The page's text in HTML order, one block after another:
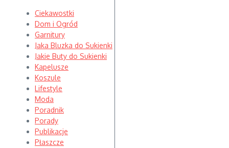
Ciekawostki
Dom i Ogród
Garnitury
Jaka Bluzka do Sukienki
Jakie Buty do Sukienki
Kapelusze
Koszule
Lifestyle
Moda
Poradnik
Porady
Publikacje
Płaszcze